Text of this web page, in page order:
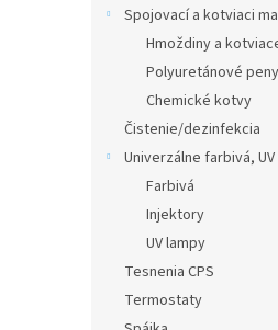
Spojovací a kotviaci
Hmoždiny a
Polyuretánové peny
Chemické kotvy
Čistenie/dezinfekcia
Univerzálne farbivá,
Farbivá
Injektory
UV lampy
Tesnenia CPS
Termostaty